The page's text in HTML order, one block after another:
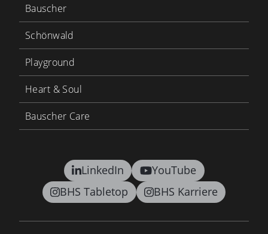
LinkedIn
YouTube
BHS Tabletop
BHS Karriere
Bauscher
Schönwald
Playground
Heart & Soul
Bauscher Care